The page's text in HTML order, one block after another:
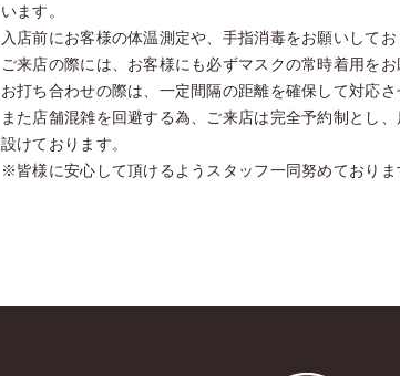
います。
入店前にお客様の体温測定や、手指消毒をお願いしてお
ご来店の際には、お客様にも必ずマスクの常時着用をお
お打ち合わせの際は、一定間隔の距離を確保して対応さ
また店舗混雑を回避する為、ご来店は完全予約制とし
設けております。
※皆様に安心して頂けるようスタッフ一同努めており